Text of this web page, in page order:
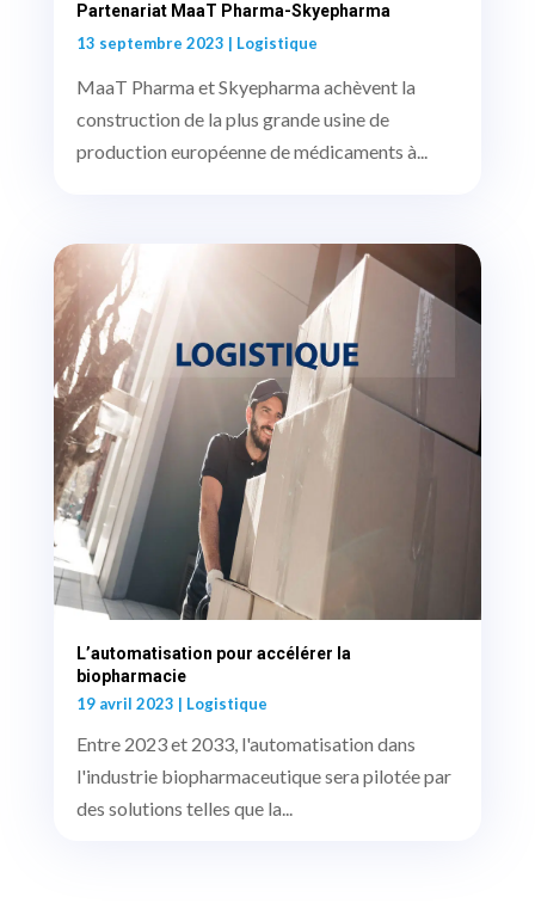
Partenariat MaaT Pharma-Skyepharma
13 septembre 2023 | Logistique
MaaT Pharma et Skyepharma achèvent la
construction de la plus grande usine de
production européenne de médicaments à...
L’automatisation pour accélérer la
biopharmacie
19 avril 2023 | Logistique
Entre 2023 et 2033, l'automatisation dans
l'industrie biopharmaceutique sera pilotée par
des solutions telles que la...